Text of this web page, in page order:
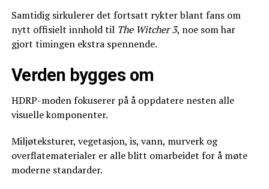
Samtidig sirkulerer det fortsatt rykter blant fans om
nytt offisielt innhold til The Witcher 3, noe som har
gjort timingen ekstra spennende.
Verden bygges om
HDRP-moden fokuserer på å oppdatere nesten alle
visuelle komponenter.
Miljøteksturer, vegetasjon, is, vann, murverk og
overflatematerialer er alle blitt omarbeidet for å møte
moderne standarder.